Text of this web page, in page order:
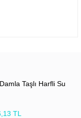
Taşlı Harfli Su
TL